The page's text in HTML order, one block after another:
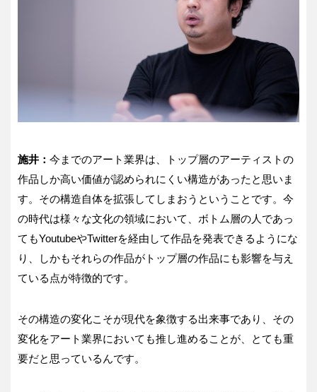
施井： 今までのアート業界は、トップ層のアーティストの
作品しか高い価値が認められにくい構造があったと思いま
す。その構造自体を拡張してしまおうということです。今
の時代は様々な文化の領域において、ボトム層の人であっ
てもYoutubeやTwitterを経由して作品を発表できるようにな
り、しかもそれらの作品がトップ層の作品にも影響を与え
ている点が特徴的です。
その構造の変化こそが現代を象徴する出来事であり、その
変化をアート業界においても推し進めることが、とても重
要だと思っているんです。